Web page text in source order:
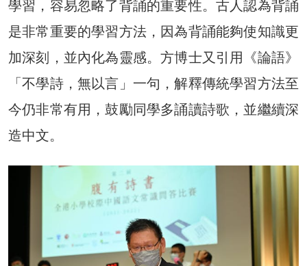
學習，容易忽略了背誦的重要性。古人認為背誦
是非常重要的學習方法，因為背誦能夠使知識更
加深刻，並內化為靈感。方博士又引用《論語》
「不學詩，無以言」一句，解釋傳統學習方法至
今仍非常有用，鼓勵同學多誦讀詩歌，並繼續深
造中文。